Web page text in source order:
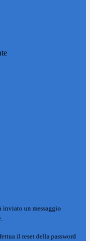
inviato un messaggio
il reset della password